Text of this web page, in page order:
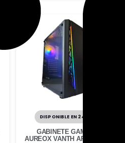
DISPONIBLE EN 24HS
GABINETE GAMER
AUREOX VANTH ARX 205G